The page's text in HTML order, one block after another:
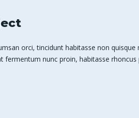
orci, tincidunt habitasse non
fermentum nunc proin, habitasse